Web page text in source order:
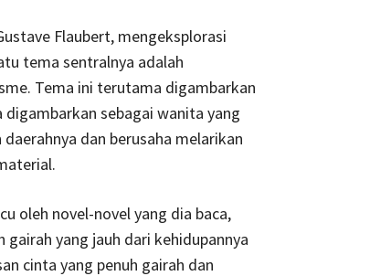
Flaubert, mengeksplorasi
tema sentralnya adalah
Tema ini terutama digambarkan
sebagai wanita yang
dan berusaha melarikan
oleh novel-novel yang dia baca,
yang jauh dari kehidupannya
cinta yang penuh gairah dan